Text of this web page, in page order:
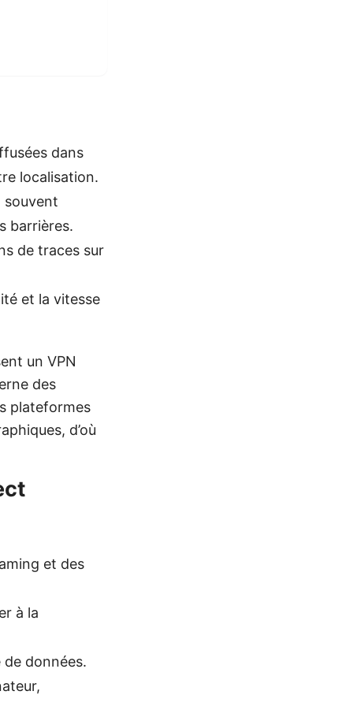
dans
localisation.
souvent
barrières.
de traces sur
et la vitesse
un VPN
des
plateformes
d’où
et des
à la
données.